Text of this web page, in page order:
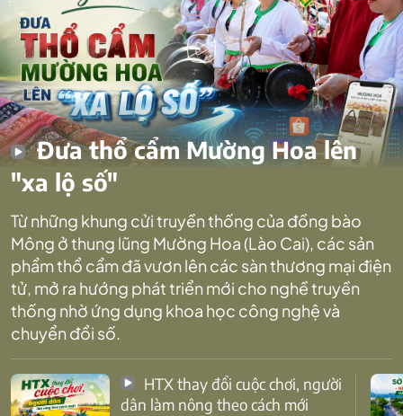
Đưa thổ cẩm Mường Hoa lên
"xa lộ số"
Từ những khung cửi truyền thống của đồng bào
Mông ở thung lũng Mường Hoa (Lào Cai), các sản
phẩm thổ cẩm đã vươn lên các sàn thương mại điện
tử, mở ra hướng phát triển mới cho nghề truyền
thống nhờ ứng dụng khoa học công nghệ và
chuyển đổi số.
dân làm nông theo cách mới